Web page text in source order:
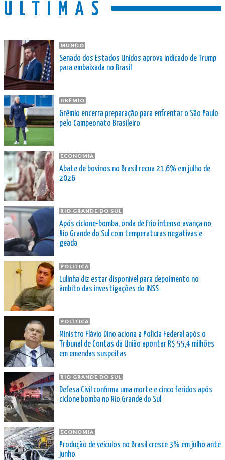
ÚLTIMAS
MUNDO
Senado dos Estados Unidos aprova indicado de Trump
para embaixada no Brasil
GRÊMIO
Grêmio encerra preparação para enfrentar o São Paulo
pelo Campeonato Brasileiro
ECONOMIA
Abate de bovinos no Brasil recua 21,6% em julho de
2026
RIO GRANDE DO SUL
Após ciclone-bomba, onda de frio intenso avança no
Rio Grande do Sul com temperaturas negativas e
geada
POLÍTICA
Lulinha diz estar disponível para depoimento no
âmbito das investigações do INSS
POLÍTICA
Ministro Flávio Dino aciona a Polícia Federal após o
Tribunal de Contas da União apontar R$ 55,4 milhões
em emendas suspeitas
RIO GRANDE DO SUL
Defesa Civil confirma uma morte e cinco feridos após
ciclone bomba no Rio Grande do Sul
ECONOMIA
Produção de veículos no Brasil cresce 3% em julho ante
junho